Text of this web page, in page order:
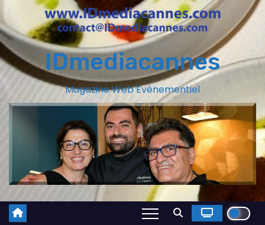
IDmediacannes
Magazine Web Evénementiel